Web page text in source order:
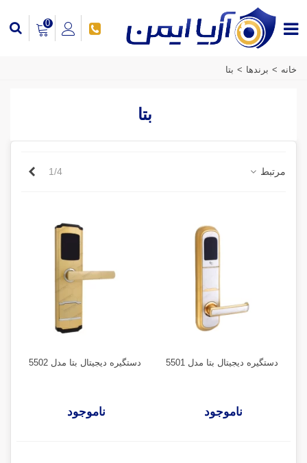
0
خانه > برندها > بتا
بتا
مرتبط 1/4
دستگیره دیجیتال بتا مدل 5501
ناموجود
دستگیره دیجیتال بتا مدل 5502
ناموجود